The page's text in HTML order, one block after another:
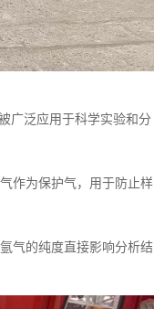
广泛应用于科学实验和分
作为保护气，用于防止样
气的纯度直接影响分析结